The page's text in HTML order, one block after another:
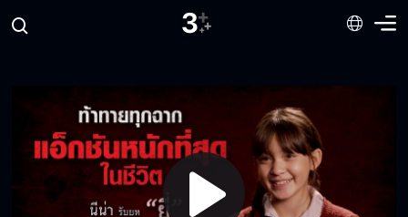
หน้า "ธี่หยด 3" วันนี้ ลุ้นไปหลอนฟรี บ้านผีสิงธี่
ภาคนี้ผีจัดเต็ม ระวังความสยองมาแบบตั้งตัว
ไม่ทัน!
มิ้นท์รัญ ขอ Runnnn ก่อนนะคะ น่ากลัวขนาดนี้
ไม่ไหวแล้วจ้า